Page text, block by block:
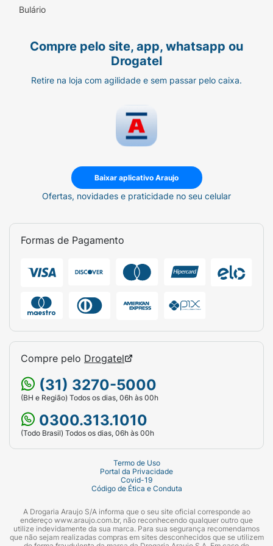
Bulário
Compre pelo site, app, whatsapp ou
Drogatel
Retire na loja com agilidade e sem passar pelo caixa.
Baixar aplicativo Araujo
Ofertas, novidades e praticidade no seu celular
Formas de Pagamento
Compre pelo Drogatel
(31) 3270-5000
(BH e Região) Todos os dias, 06h às 00h
0300.313.1010
(Todo Brasil) Todos os dias, 06h às 00h
Termo de Uso
Portal da Privacidade
Covid-19
Código de Ética e Conduta
A Drogaria Araujo S/A informa que o seu site oficial corresponde ao
endereço www.araujo.com.br, não reconhecendo qualquer outro que
utilize indevidamente da sua marca. Para sua segurança recomendamos
que não sejam realizadas compras em sites desconhecidos que se utilizem